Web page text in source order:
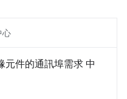
心
元件的通訊埠需求 中